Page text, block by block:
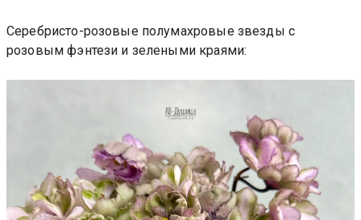
Серебристо-розовые полумахровые звезды с
розовым фэнтези и зелеными краями: